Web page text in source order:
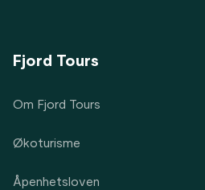
Fjord Tours
Om Fjord Tours
Økoturisme
Åpenhetsloven